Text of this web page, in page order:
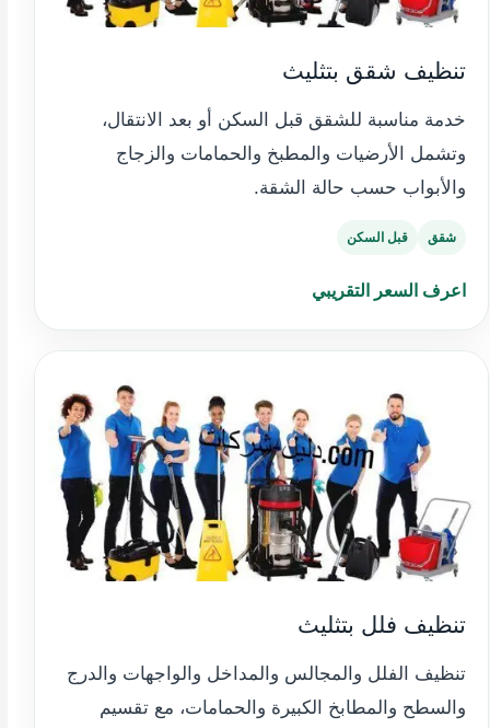
تنظيف شقق بتثليث
خدمة مناسبة للشقق قبل السكن أو بعد الانتقال،
وتشمل الأرضيات والمطبخ والحمامات والزجاج
والأبواب حسب حالة الشقة.
شقق قبل السكن
اعرف السعر التقريبي
تنظيف فلل بتثليث
تنظيف الفلل والمجالس والمداخل والواجهات والدرج
والسطح والمطابخ الكبيرة والحمامات، مع تقسيم